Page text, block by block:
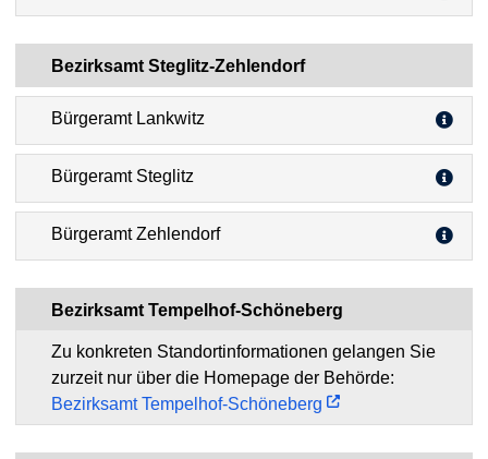
Bezirksamt Steglitz-Zehlendorf
Bürgeramt Lankwitz
Bürgeramt Steglitz
Bürgeramt Zehlendorf
Bezirksamt Tempelhof-Schöneberg
Zu konkreten Standortinformationen gelangen Sie
zurzeit nur über die Homepage der Behörde:
Bezirksamt Tempelhof-Schöneberg